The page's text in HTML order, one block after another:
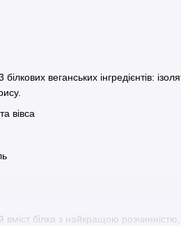
веганських інгредієнтів:
вівса
білка з найкращою